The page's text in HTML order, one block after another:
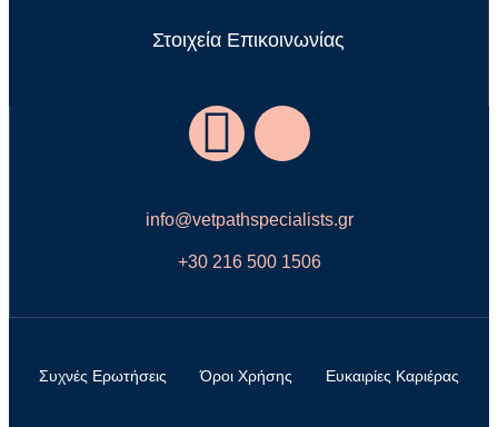
Στοιχεία Επικοινωνίας
info@vetpathspecialists.gr
+30 216 500 1506
Συχνές Ερωτήσεις Όροι Χρήσης Ευκαιρίες Καριέρας